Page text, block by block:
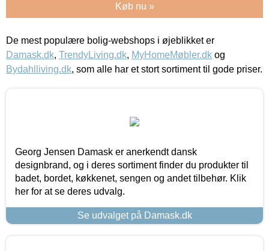
Køb nu »
De mest populære bolig-webshops i øjeblikket er
Damask.dk, TrendyLiving.dk, MyHomeMøbler.dk og
Bydahlliving.dk, som alle har et stort sortiment til gode priser.
Georg Jensen Damask er anerkendt dansk
designbrand, og i deres sortiment finder du produkter til
badet, bordet, køkkenet, sengen og andet tilbehør. Klik
her for at se deres udvalg.
Se udvalget på Damask.dk